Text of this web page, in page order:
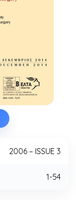
2006 – ISSUE 3
1-54